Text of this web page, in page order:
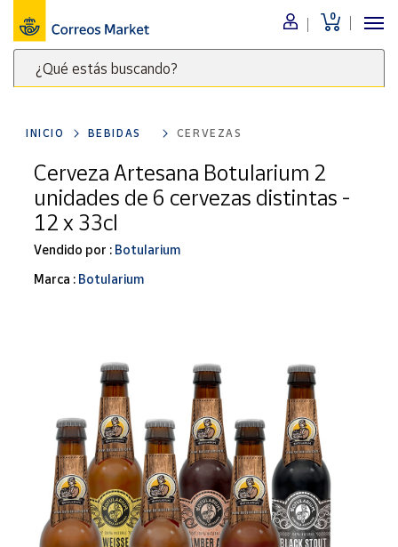
0
¿Qué estás buscando?
clave
para
buscar
productos
Correos
Menú
Nuestro
catálogo
Alimentación
Bebidas
Ocio y cultura
Juguetes y
juegos
Libros y
Oficina y
Papelería
Para Canarias,
Ceuta y Melilla
INICIO BEBIDAS CERVEZAS
Cerveza Artesana Botularium 2
unidades de 6 cervezas distintas -
12 x 33cl
Vendido por : Botularium
Marca : Botularium